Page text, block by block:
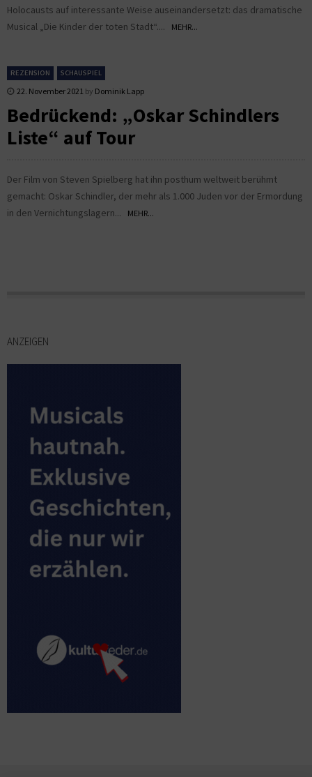
Holocausts auf interessante Weise auseinandersetzt: das dramatische
Musical „Die Kinder der toten Stadt“....
MEHR...
REZENSION SCHAUSPIEL
22. November 2021 by Dominik Lapp
Bedrückend: „Oskar Schindlers
Liste“ auf Tour
Der Film von Steven Spielberg hat ihn posthum weltweit berühmt
gemacht: Oskar Schindler, der mehr als 1.000 Juden vor der Ermordung
in den Vernichtungslagern...
MEHR...
ANZEIGEN